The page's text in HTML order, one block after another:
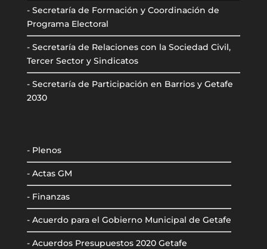
- Secretaría de Formación y Coordinación de
Programa Electoral
- Secretaría de Relaciones con la Sociedad Civil,
Tercer Sector y Sindicatos
- Secretaría de Participación en Barrios y Getafe
2030
- Plenos
- Actas GM
- Finanzas
- Acuerdo para el Gobierno Municipal de Getafe
- Acuerdos Presupuestos 2020 Getafe